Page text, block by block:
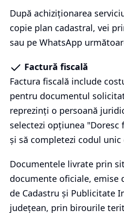
După achiziționarea
copie plan cadastral, vei
sau pe WhatsApp
Factură fiscală
Factura fiscală include
pentru documentul
reprezinți o persoană
selectezi opțiunea "Doresc
și să completezi codul
Documentele livrate prin
documente oficiale, emise
de Cadastru și Publicitate
județean, prin birourile